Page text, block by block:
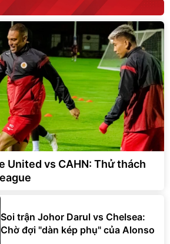
United vs CAHN: Thử thách
Soi trận Johor Darul vs Chelsea:
Chờ đợi "dàn kép phụ" của Alonso